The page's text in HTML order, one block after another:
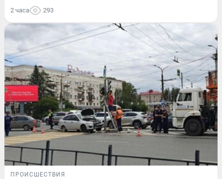
2 часа 293
ПРОИСШЕСТВИЯ